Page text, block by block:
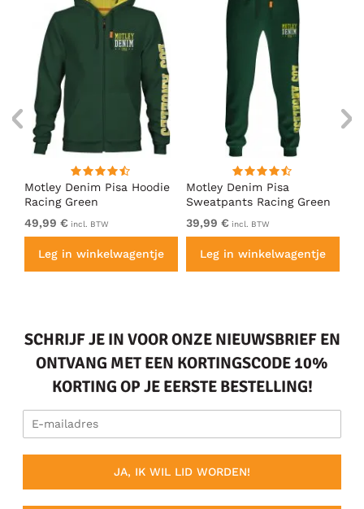
Motley Denim Pisa Hoodie
Racing Green
49,99 € incl. BTW
Leg in winkelwagentje
Motley Denim Pisa
Sweatpants Racing Green
39,99 € incl. BTW
Leg in winkelwagentje
SCHRIJF JE IN VOOR ONZE NIEUWSBRIEF EN
ONTVANG MET EEN KORTINGSCODE 10%
KORTING OP JE EERSTE BESTELLING!
JA, IK WIL LID WORDEN!